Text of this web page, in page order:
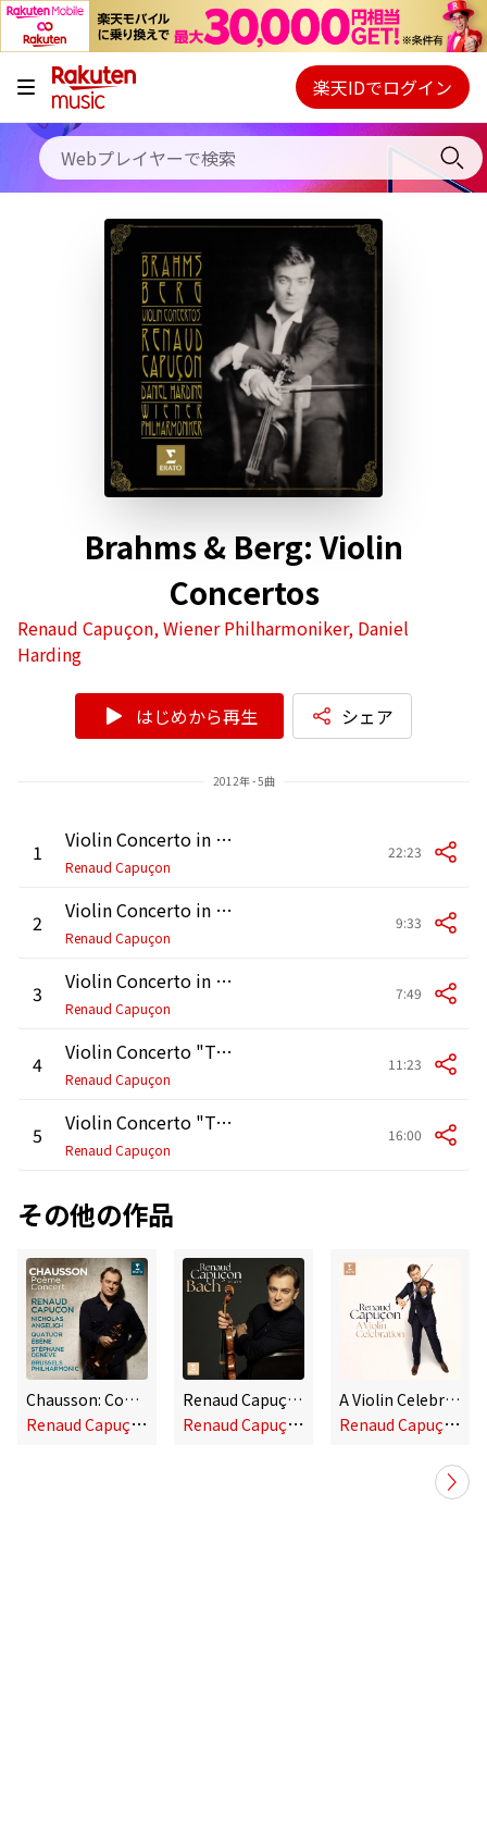
キャンペーン
料金プラン
使い方
初回30日間無料お試し
Webプレイヤー
ご契約内容の確認・変更
楽天IDでログイン
Brahms & Berg: Violin
Concertos
Renaud Capuçon, Wiener Philharmoniker, Daniel
Harding
はじめから再生 シェア
2012年 - 5曲
1 Violin Concerto in D Major, Op. 77: I. Allegro non troppo
Renaud Capuçon
22:23
2 Violin Concerto in D Major, Op. 77: II. Adagio
Renaud Capuçon
9:33
3 Violin Concerto in D Major, Op. 77: III. Allegro giocoso, ma non troppo vivace
Renaud Capuçon
7:49
4 Violin Concerto "To the Memory of an Angel": I. Andante - Allegretto
Renaud Capuçon
11:23
5 Violin Concerto "To the Memory of an Angel": II. Allegro - Adagio
Renaud Capuçon
16:00
その他の作品
Chausson: Concert for Violin, Piano and String Quartet, Op. 21: II. Sicilienne
R
enaud Capuçon, Nicholas Angelich, Quatuor Ébène
Renaud Capuçon Plays Bach
R
enaud Capuçon
A Violin Celebration
R
enaud Capuçon